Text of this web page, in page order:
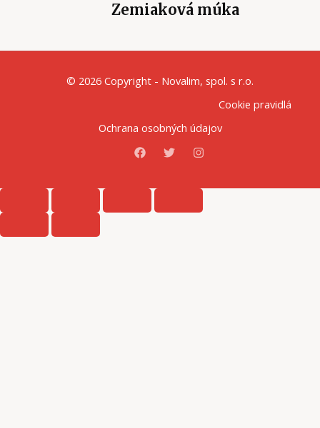
Zemiaková múka
© 2026 Copyright - Novalim, spol. s r.o.
Cookie pravidlá
Ochrana osobných údajov